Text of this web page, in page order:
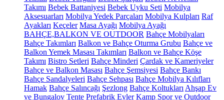
Takımı Bebek Battaniyesi Bebek Uyku Seti Mobilya
Aksesuarları Mobilya Yedek Parçaları Mobilya Kulpları Raf
Ayakları Keçeler Masa Ayağı Mobilya Ayağı
BAHÇE,BALKON VE OUTDOOR Bahçe Mobilyaları
Bahçe Takımları Balkon ve Bahçe Oturma Grubu Bahçe ve
Balkon Yemek Masası Takımları Balkon ve Bahçe Köşe
Takımı Bistro Setleri Bahçe Minderi Çardak ve Kameriyeler
Bahçe ve Balkon Masası Bahçe Şemsiyesi Bahçe Bankı
Bahçe Sandalyeleri Bahçe Sehpası Bahçe Mobilya Kılıfları
Hamak Bahçe Salıncağı Şezlong Bahçe Koltukları Ahşap Ev
ve Bungalov Tente Prefabrik Evler Kamp Spor ve Outdoor